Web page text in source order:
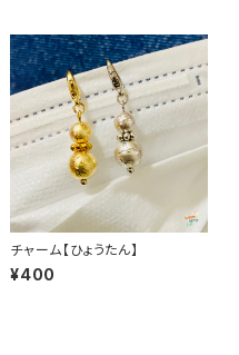
チャーム【ひょうたん】
¥400